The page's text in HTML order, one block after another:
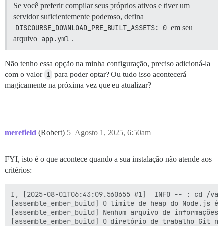
Se você preferir compilar seus próprios ativos e tiver um
servidor suficientemente poderoso, defina
DISCOURSE_DOWNLOAD_PRE_BUILT_ASSETS: 0 em seu
arquivo app.yml .
Não tenho essa opção na minha configuração, preciso adicioná-la
com o valor 1 para poder optar? Ou tudo isso acontecerá
magicamente na próxima vez que eu atualizar?
merefield (Robert) Agosto 1, 2025, 6:50am
5
FYI, isto é o que acontece quando a sua instalação não atende aos
critérios:
I, [2025-08-01T06:43:09.560655 #1]  INFO -- : cd /
[assemble_ember_build] O limite de heap do Node.js é
[assemble_ember_build] Nenhum arquivo de
[assemble_ember_build] O diretório de trabalho Git